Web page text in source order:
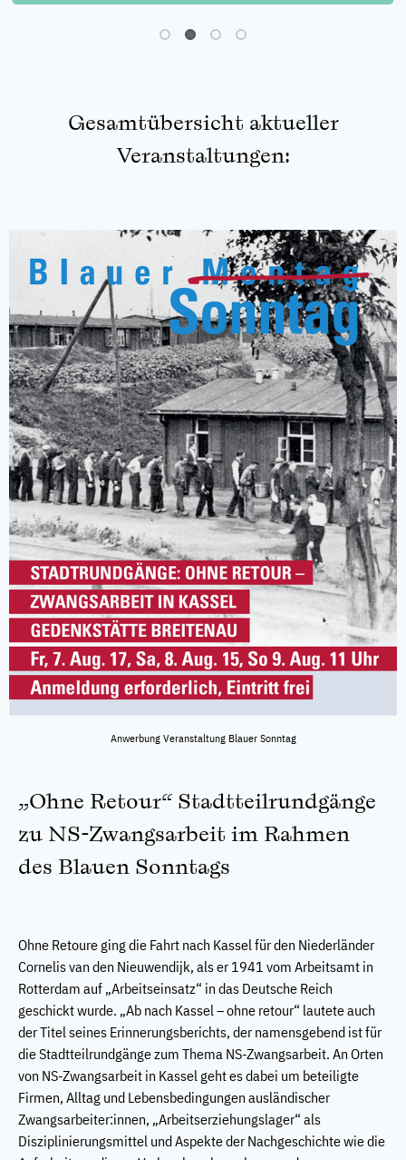
Gesamtübersicht aktueller
Veranstaltungen:
Anwerbung Veranstaltung Blauer Sonntag
„Ohne Retour“ Stadtteilrundgänge
zu NS-Zwangsarbeit im Rahmen
des Blauen Sonntags
Ohne Retoure ging die Fahrt nach Kassel für den Niederländer
Cornelis van den Nieuwendijk, als er 1941 vom Arbeitsamt in
Rotterdam auf „Arbeitseinsatz“ in das Deutsche Reich
geschickt wurde. „Ab nach Kassel – ohne retour“ lautete auch
der Titel seines Erinnerungsberichts, der namensgebend ist für
die Stadtteilrundgänge zum Thema NS-Zwangsarbeit. An Orten
von NS-Zwangsarbeit in Kassel geht es dabei um beteiligte
Firmen, Alltag und Lebensbedingungen ausländischer
Zwangsarbeiter:innen, „Arbeitserziehungslager“ als
Disziplinierungsmittel und Aspekte der Nachgeschichte wie die